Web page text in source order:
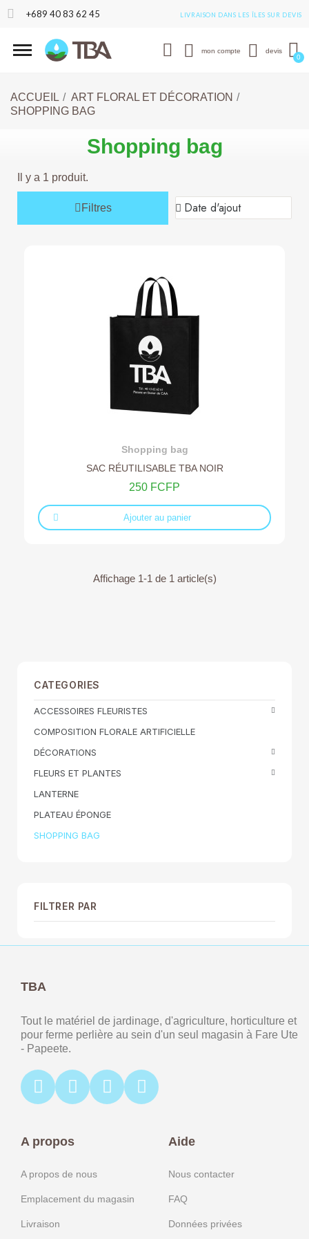
+689 40 83 62 45 LIVRAISON DANS LES ÎLES SUR DEVIS
mon compte devis
ACCUEIL
ART FLORAL ET DÉCORATION
SHOPPING BAG
Shopping bag
CATEGORIES
ACCESSOIRES FLEURISTES
COMPOSITION FLORALE ARTIFICIELLE
DÉCORATIONS
FLEURS ET PLANTES
LANTERNE
PLATEAU ÉPONGE
SHOPPING BAG
FILTRER PAR
Il y a 1 produit.
Filtres
Ajouter au devis
Shopping bag
SAC RÉUTILISABLE TBA NOIR
250 FCFP
Ajouter au panier
Affichage 1-1 de 1 article(s)
TBA
Tout le matériel de jardinage, d'agriculture, horticulture et
pour ferme perlière au sein d'un seul magasin à Fare Ute
- Papeete.
A propos
A propos de nous
Emplacement du magasin
Livraison
Aide
Nous contacter
FAQ
Données privées